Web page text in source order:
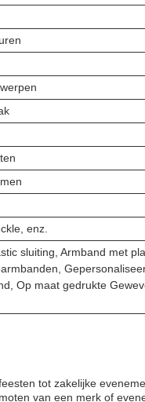
enz.
sluiting, Armband met
Op maat gedrukte
tot zakelijke
van een merk of